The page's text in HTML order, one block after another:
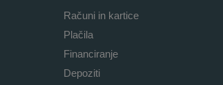
Računi in kartice
Plačila
Financiranje
Depoziti